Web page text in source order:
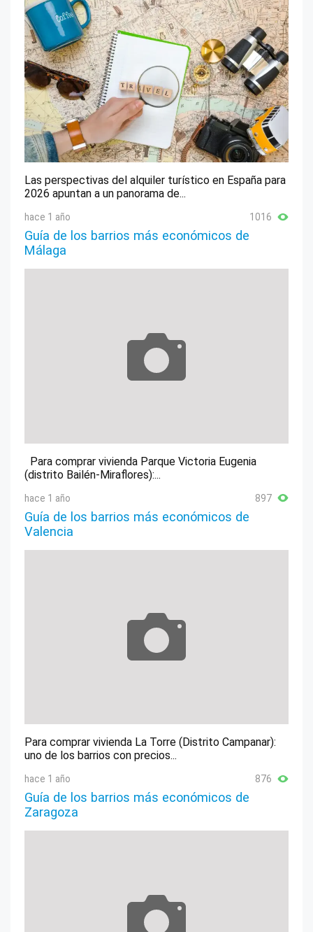
Las perspectivas del alquiler turístico en España para
2026 apuntan a un panorama de...
hace 1 año 1016
Guía de los barrios más económicos de
Málaga
Para comprar vivienda Parque Victoria Eugenia
(distrito Bailén-Miraflores):...
hace 1 año 897
Guía de los barrios más económicos de
Valencia
Para comprar vivienda La Torre (Distrito Campanar):
uno de los barrios con precios...
hace 1 año 876
Guía de los barrios más económicos de
Zaragoza